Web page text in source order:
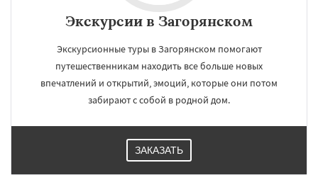
Экскурсии в Загорянском
Экскурсионные туры в Загорянском помогают
путешественникам находить все больше новых
впечатлений и открытий, эмоций, которые они потом
забирают с собой в родной дом.
ЗАКАЗАТЬ